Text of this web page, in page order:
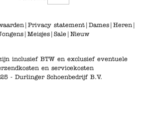
| Privacy statement| Dames| Heren|
| Meisjes| Sale| Nieuw
inclusief BTW en exclusief eventuele
en servicekosten
- Durlinger Schoenbedrijf B.V.